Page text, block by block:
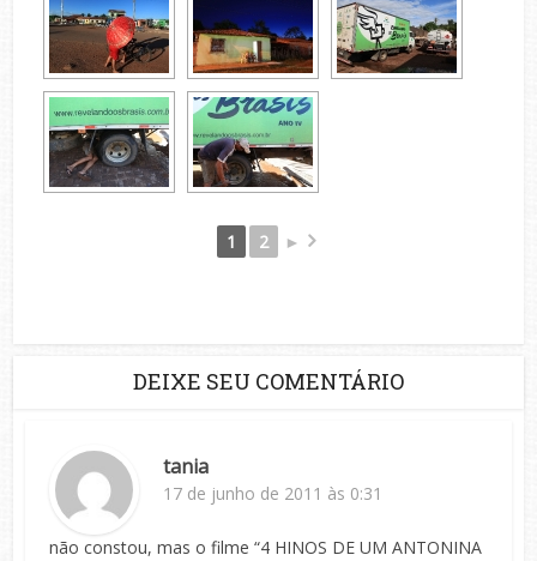
1 2 ►
DEIXE SEU COMENTÁRIO
tania
17 de junho de 2011 às 0:31
não constou, mas o filme “4 HINOS DE UM ANTONINA